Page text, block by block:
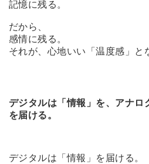
記憶に残る。
だから、
感情に残る。
それが、心地いい「温度感」と
デジタルは「情報」を、アナロ
を届ける。
デジタルは「情報」を届ける。